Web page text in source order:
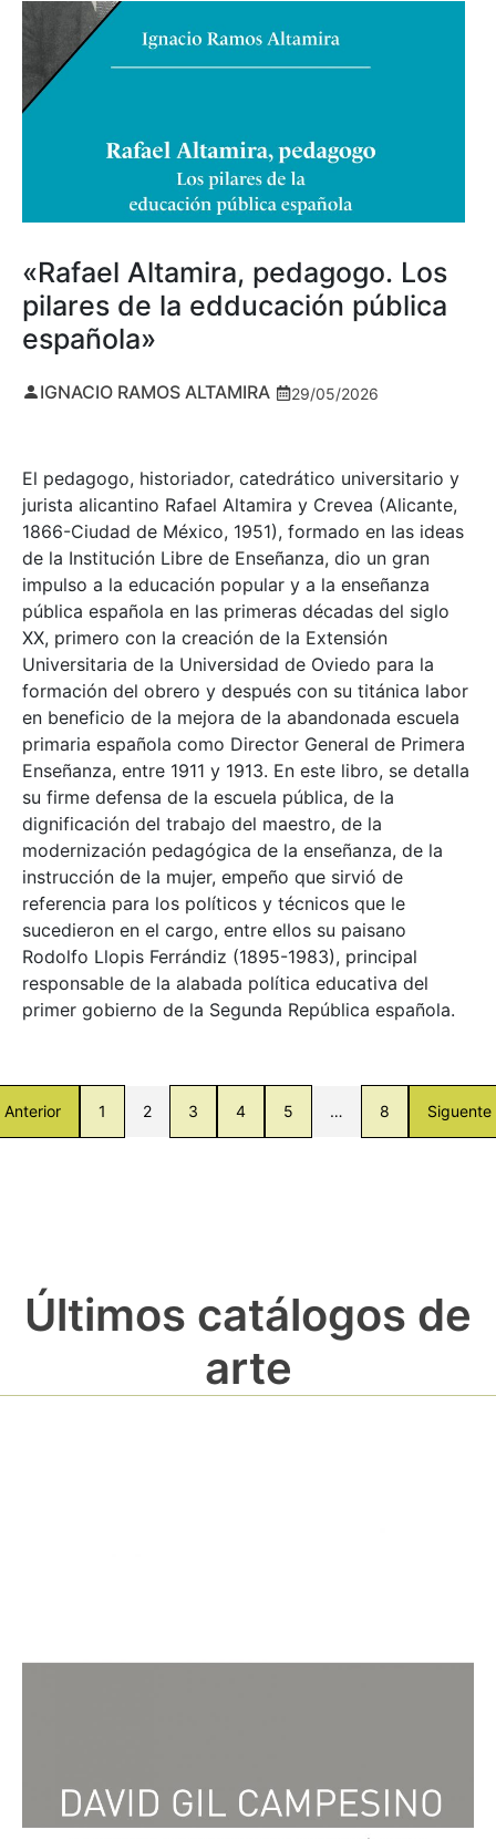
«Rafael Altamira, pedagogo. Los
pilares de la edducación pública
española»
IGNACIO RAMOS ALTAMIRA 29/05/2026
El pedagogo, historiador, catedrático universitario y
jurista alicantino Rafael Altamira y Crevea (Alicante,
1866-Ciudad de México, 1951), formado en las ideas
de la Institución Libre de Enseñanza, dio un gran
impulso a la educación popular y a la enseñanza
pública española en las primeras décadas del siglo
XX, primero con la creación de la Extensión
Universitaria de la Universidad de Oviedo para la
formación del obrero y después con su titánica labor
en beneficio de la mejora de la abandonada escuela
primaria española como Director General de Primera
Enseñanza, entre 1911 y 1913. En este libro, se detalla
su firme defensa de la escuela pública, de la
dignificación del trabajo del maestro, de la
modernización pedagógica de la enseñanza, de la
instrucción de la mujer, empeño que sirvió de
referencia para los políticos y técnicos que le
sucedieron en el cargo, entre ellos su paisano
Rodolfo Llopis Ferrándiz (1895-1983), principal
responsable de la alabada política educativa del
primer gobierno de la Segunda República española.
Anterior 1 2 3 4 5 … 8 Siguente
Últimos catálogos de
arte